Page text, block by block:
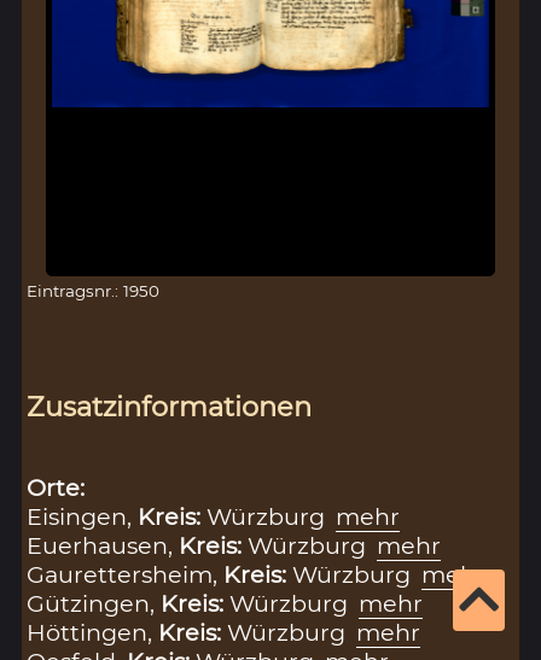
Eintragsnr.: 1950
Zusatzinformationen
Orte:
Eisingen, Kreis:Würzburg mehr
Euerhausen, Kreis:Würzburg mehr
Gaurettersheim, Kreis:Würzburg mehr
Gützingen, Kreis:Würzburg mehr
Höttingen, Kreis:Würzburg mehr